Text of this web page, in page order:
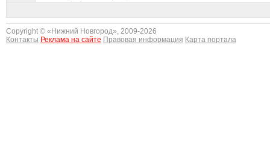
Copyright © « Нижний Новгород», 2009-2026
Контакты Реклама на сайте Правовая информация Карта портала